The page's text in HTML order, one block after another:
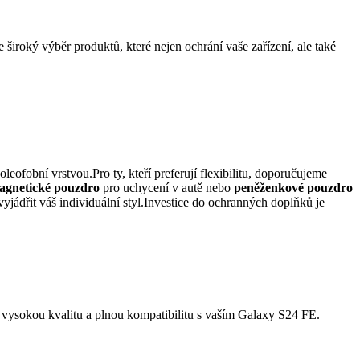
výběr produktů, které nejen ochrání vaše zařízení, ale také
vrstvou.Pro ty, kteří preferují flexibilitu, doporučujeme
pouzdro pro uchycení v autě nebo peněženkové pouzdro
váš individuální styl.Investice do ochranných doplňků je
kvalitu a plnou kompatibilitu s vaším Galaxy S24 FE.